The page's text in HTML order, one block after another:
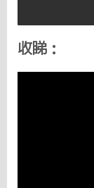
收睇：